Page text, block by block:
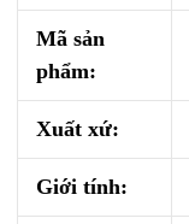
Mã sản
phẩm:
Xuất xứ:
Giới tính: